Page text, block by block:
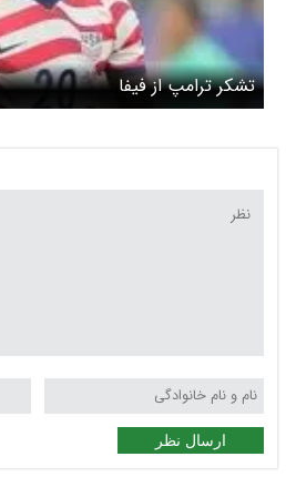
تشکر ترامپ از فیفا
ارسال نظر